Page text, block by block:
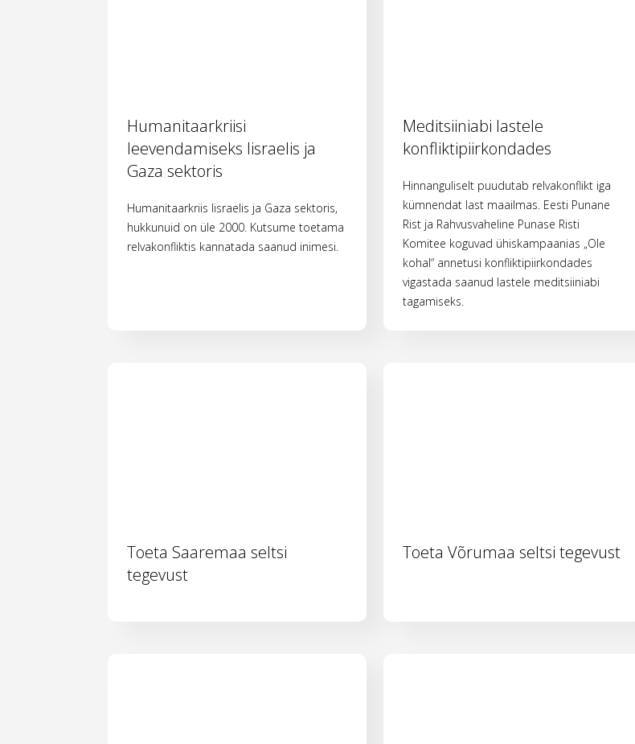
Humanitaarkriisi
leevendamiseks Iisraelis ja
Gaza sektoris
Humanitaarkriis Iisraelis ja Gaza sektoris,
hukkunuid on üle 2000. Kutsume toetama
relvakonfliktis kannatada saanud inimesi.
Meditsiiniabi lastele
konfliktipiirkondades
Hinnanguliselt puudutab relvakonflikt iga
kümnendat last maailmas. Eesti Punane
Rist ja Rahvusvaheline Punase Risti
Komitee koguvad ühiskampaanias „Ole
kohal“ annetusi konfliktipiirkondades
vigastada saanud lastele meditsiiniabi
tagamiseks.
Toeta Saaremaa seltsi
tegevust
Toeta Võrumaa seltsi tegevust